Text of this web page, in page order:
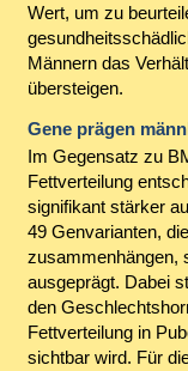
Wert, um zu
Männern das
übersteigen.
Gene prägen
Im Gegensatz zu
Fettverteilung
signifikant stärker
49 Genvarianten,
zusammenhängen,
ausgeprägt. Dabei
den
Fettverteilung in
sichtbar wird. Für